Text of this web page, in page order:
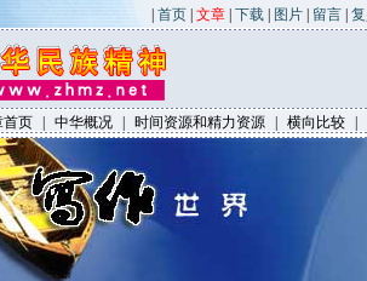
首页 文章 下载 图片 留言
首页 中华概况 时间资源和精力资源 横向比较